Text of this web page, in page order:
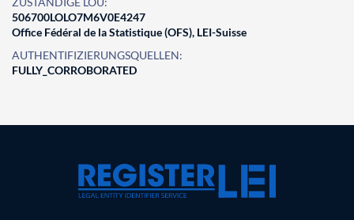
506700LOLO7M6V0E4247
Office Fédéral de la Statistique (OFS), LEI-Suisse
AUTHENTIFIZIERUNGSQUELLEN:
FULLY_CORROBORATED